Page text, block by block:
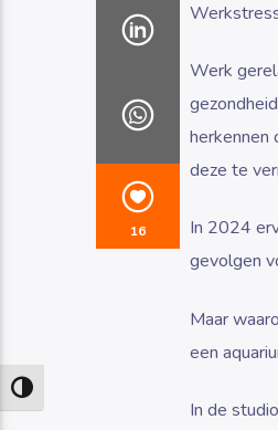
Keuze voor hoog contrast
16
Werk
herkennen
deze te
In 2024
gevolgen
Maar
een
In de